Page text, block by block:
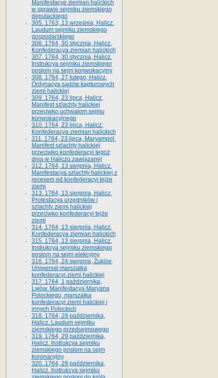
Manifestacye ziemian halickich
w sprawie sejmiku ziemskiego
deputackiego
305. 1763, 13 września, Halicz.
Laudum sejmiku ziemskiego
gospodarskiego
306. 1764, 30 stycznia, Halicz.
Konfederacya ziemian halickich
307. 1764, 30 stycznia, Halicz.
Instrukcya sejmiku ziemskiego
posłom na sejm konwokacyjny
308. 1764, 27 lutego, Halicz.
Ordynacya sądów kapturowych
ziemi halickiej
309. 1764, 23 lipca, Halicz.
Manifest szlachty halickiej
przeciwko uchwałom sejmu
konwokacyjnego
310. 1764, 23 lipca, Halicz.
Konfederacya ziemian halickich
311. 1764, 23 lipca, Maryampol.
Manifest szlachty halickiej
przeciwko konfederacyi tegoż
dnia w Haliczu zawiązanej
312. 1764, 13 sierpnia, Halicz.
Manifestacya szlachty halickiej z
recesem od konfederacyi tejże
ziemi
313. 1764, 13 sierpnia, Halicz.
Protestacya urzędników i
szlachty ziemi halickiej
przeciwko konfederacyi tejże
ziemi
314. 1764, 13 sierpnia, Halicz.
Konfederacya ziemian halickich
315. 1764, 13 sierpnia, Halicz.
Instrukcya sejmiku ziemskiego
posłom na sejm elekcyjny
316. 1764, 24 sierpnia, Żuków.
Uniwersał marszałka
konfederacyi ziemi halickiej
317. 1764, 1 października,
Lwów. Manifestacya Maryana
Potockiego, marszałka
konfederacyi ziemi halickiej i
innych Potockich
318. 1764, 29 października,
Halicz. Laudum sejmiku
ziemskiego przedsejmowego
319. 1764, 29 października,
Halicz. Instrukcya sejmiku
ziemskiego posłom na sejm
koronacyjny
320. 1764, 29 października,
Halicz. Instrukcya sejmiku